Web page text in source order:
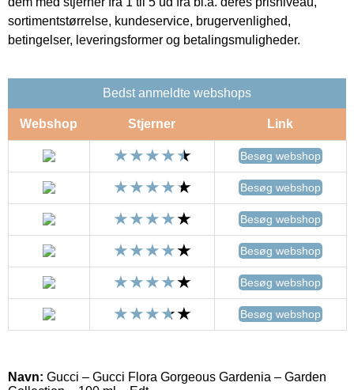
sortimentstørrelse, kundeservice, brugervenlighed,
betingelser, leveringsformer og betalingsmuligheder.
Bedst anmeldte webshops
Webshop Stjerner Link
Besøg webshop
Besøg webshop
Besøg webshop
Besøg webshop
Besøg webshop
Besøg webshop
Navn: Gucci – Gucci Flora Gorgeous Gardenia – Garden